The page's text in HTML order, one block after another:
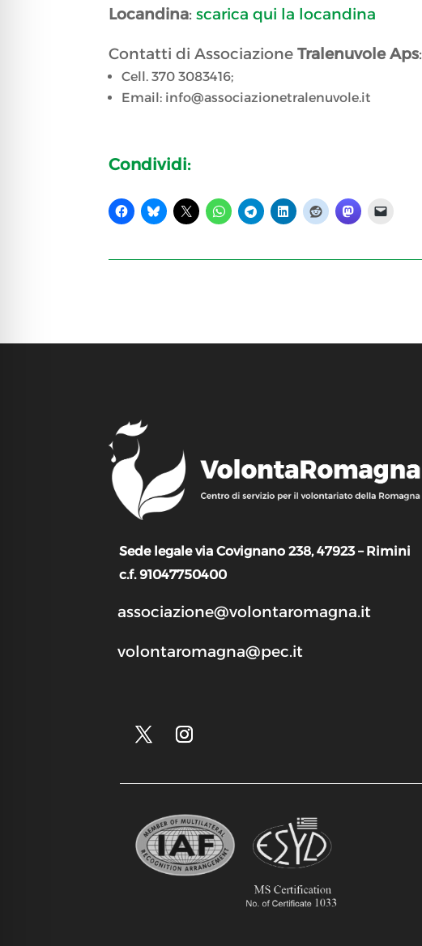
Locandina:scarica qui la locandina
Contatti di Associazione Tralenuvole Aps:
Cell. 370 3083416;
Email: info@associazionetralenuvole.it
Condividi:
Sede legale via Covignano 238, 47923 – Rimini
c.f. 91047750400
associazione@volontaromagna.it
volontaromagna@pec.it